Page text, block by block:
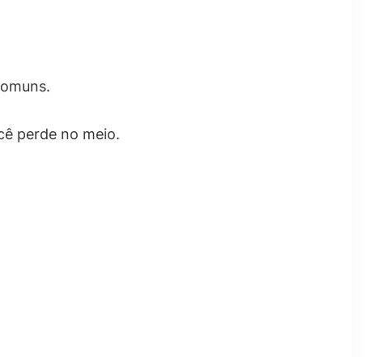
perde no meio.